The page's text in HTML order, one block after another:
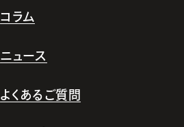
コラム
ニュース
よくあるご質問